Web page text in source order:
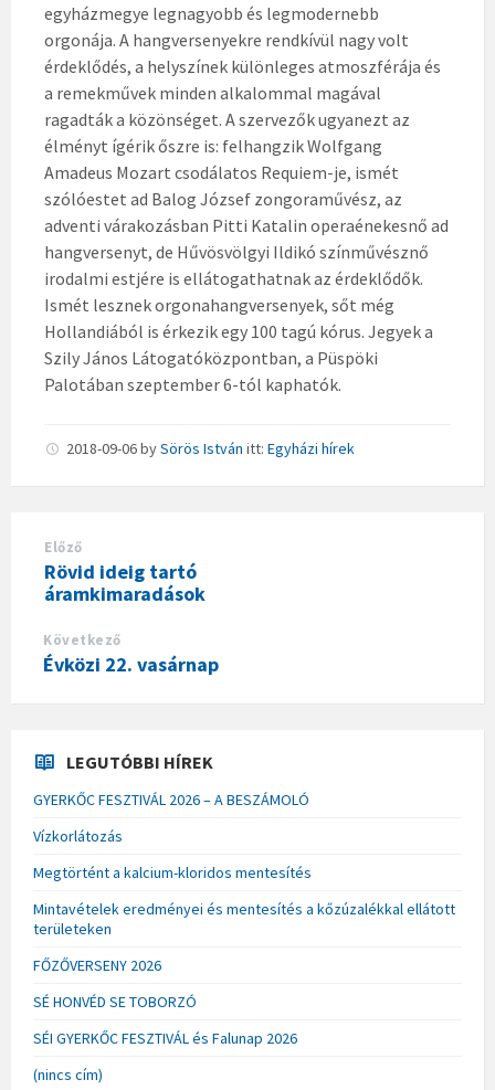
egyházmegye legnagyobb és legmodernebb
orgonája. A hangversenyekre rendkívül nagy volt
érdeklődés, a helyszínek különleges atmoszférája és
a remekművek minden alkalommal magával
ragadták a közönséget. A szervezők ugyanezt az
élményt ígérik őszre is: felhangzik Wolfgang
Amadeus Mozart csodálatos Requiem-je, ismét
szólóestet ad Balog József zongoraművész, az
adventi várakozásban Pitti Katalin operaénekesnő ad
hangversenyt, de Hűvösvölgyi Ildikó színművésznő
irodalmi estjére is ellátogathatnak az érdeklődők.
Ismét lesznek orgonahangversenyek, sőt még
Hollandiából is érkezik egy 100 tagú kórus. Jegyek a
Szily János Látogatóközpontban, a Püspöki
Palotában szeptember 6-tól kaphatók.
2018-09-06bySörös István itt: Egyházi hírek
Előző
Rövid ideig tartó
áramkimaradások
Következő
Évközi 22. vasárnap
LEGUTÓBBI HÍREK
GYERKŐC FESZTIVÁL 2026 – A BESZÁMOLÓ
Vízkorlátozás
Megtörtént a kalcium-kloridos mentesítés
Mintavételek eredményei és mentesítés a kőzúzalékkal ellátott
területeken
FŐZŐVERSENY 2026
SÉ HONVÉD SE TOBORZÓ
SÉI GYERKŐC FESZTIVÁL és Falunap 2026
(nincs cím)